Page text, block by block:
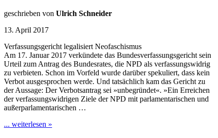
geschrieben von Ulrich Schneider
13. April 2017
Verfassungsgericht legalisiert Neofaschismus
Am 17. Januar 2017 verkündete das Bundesverfassungsgericht sein
Urteil zum Antrag des Bundesrates, die NPD als verfassungswidrig
zu verbieten. Schon im Vorfeld wurde darüber spekuliert, dass kein
Verbot ausgesprochen werde. Und tatsächlich kam das Gericht zu
der Aussage: Der Verbotsantrag sei »unbegründet«. »Ein Erreichen
der verfassungswidrigen Ziele der NPD mit parlamentarischen und
außerparlamentarischen …
... weiterlesen »